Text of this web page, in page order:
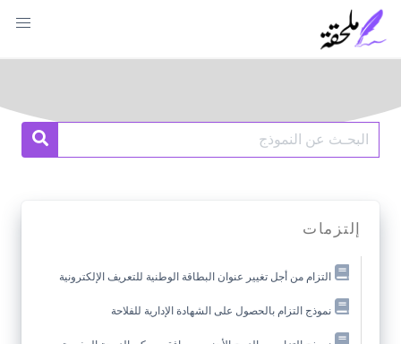
Search
إلتزمات
التزام من أجل تغيير عنوان البطاقة الوطنية للتعريف الإلكترونية
نموذج التزام بالحصول على الشهادة الإدارية للفلاحة